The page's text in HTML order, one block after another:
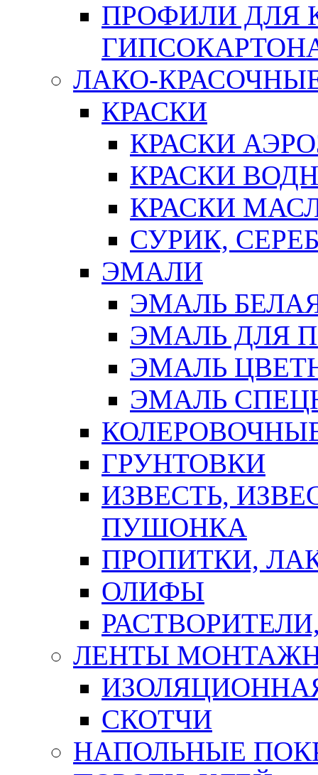
ПРОФИЛИ ДЛЯ
ЛАКО-
КРАСКИ
КРАСКИ
КРАСКИ
КРАСКИ
СУРИК,
ЭМАЛИ
ЭМАЛЬ
ЭМАЛЬ ДЛЯ
ЭМАЛЬ
ЭМАЛЬ
ГРУНТОВКИ
ИЗВЕСТЬ,
ПУШОНКА
ПРОПИТКИ,
ОЛИФЫ
ЛЕНТЫ
СКОТЧИ
НАПОЛЬНЫЕ